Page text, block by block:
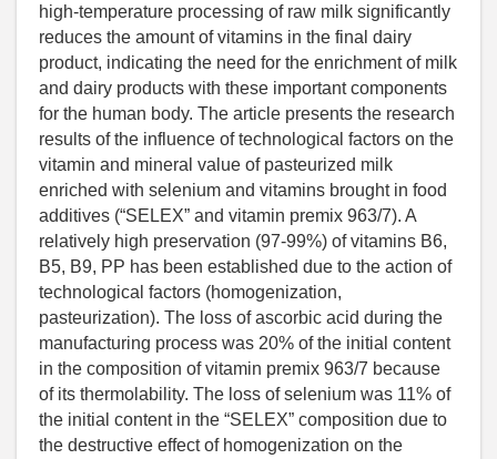
high-temperature processing of raw milk significantly
reduces the amount of vitamins in the final dairy
product, indicating the need for the enrichment of milk
and dairy products with these important components
for the human body. The article presents the research
results of the influence of technological factors on the
vitamin and mineral value of pasteurized milk
enriched with selenium and vitamins brought in food
additives (“SELEX” and vitamin premix 963/7). A
relatively high preservation (97-99%) of vitamins B6,
B5, B9, PP has been established due to the action of
technological factors (homogenization,
pasteurization). The loss of ascorbic acid during the
manufacturing process was 20% of the initial content
in the composition of vitamin premix 963/7 because
of its thermolability. The loss of selenium was 11% of
the initial content in the “SELEX” composition due to
the destructive effect of homogenization on the